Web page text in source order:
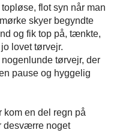
flot syn når man
skyer begyndte
og fik top på, tænkte,
lovet tørvejr.
tørvejr, der
pause og hyggelig
en del regn på
desværre noget